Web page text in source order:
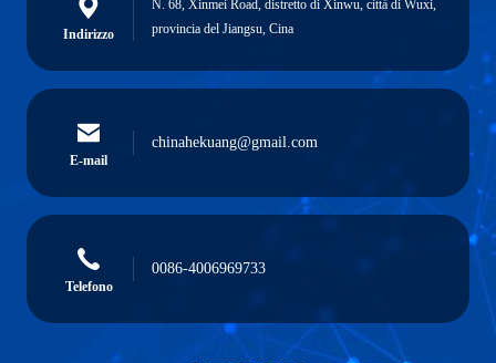
Indirizzo
N. 68, Xinmei Road, distretto di Xinwu, città di Wuxi,
provincia del Jiangsu, Cina
E-mail
chinahekuang@gmail.com
Telefono
0086-4006969733